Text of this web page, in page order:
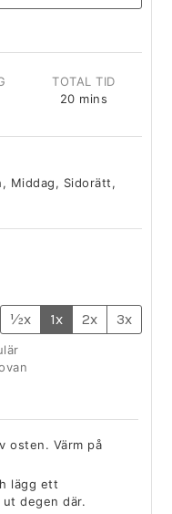
TOTAL TID
20 mins
Middag, Sidorätt,
½x 1x 2x 3x
osten. Värm på
lägg ett
ut degen där.